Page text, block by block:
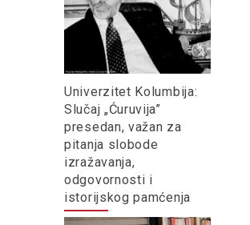
Univerzitet Kolumbija:
Slučaj „Ćuruvija”
presedan, važan za
pitanja slobode
izražavanja,
odgovornosti i
istorijskog pamćenja